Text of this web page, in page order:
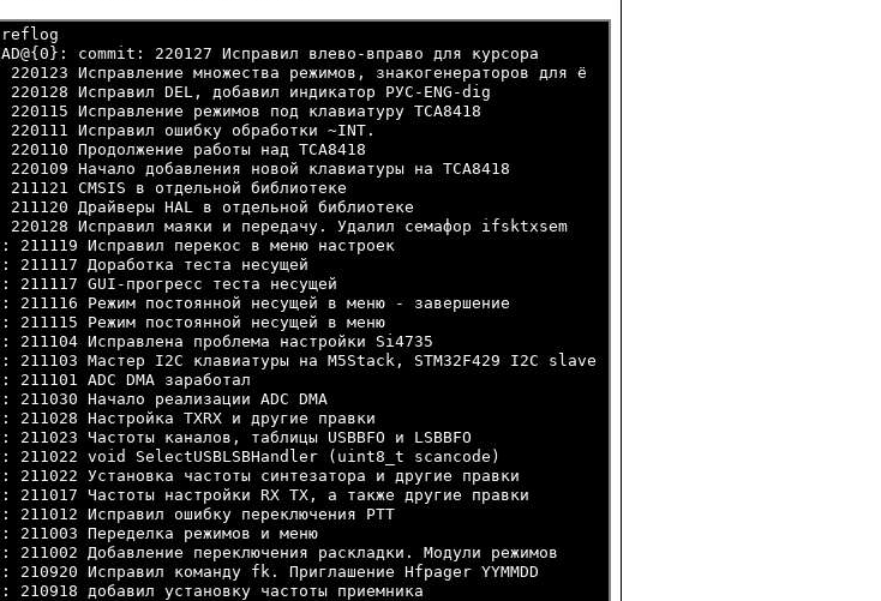
HEAD@{9}: commit: 220128 Исправил маяки и передачу. Удалил семафор ifsktxsem
HEAD@{14}: commit: 211115 Режим постоянной несущей в меню
HEAD@{18}: commit: 211030 Начало реализации ADC DMA
HEAD@{24}: commit: 211012 Исправил ошибку переключения PTT
HEAD@{25}: commit: 211003 Переделка режимов и меню